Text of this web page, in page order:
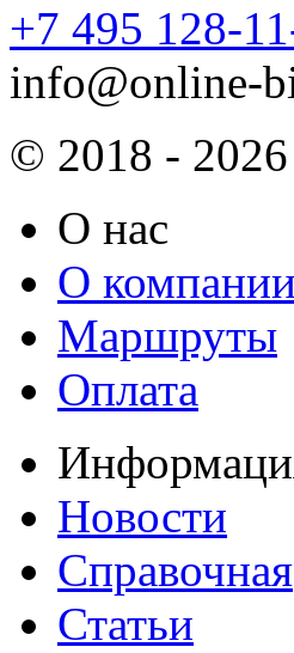
+7 495 128-
info@online-
© 2018 -
О нас
О компании
Маршруты
Оплата
Новости
Справочная
Статьи